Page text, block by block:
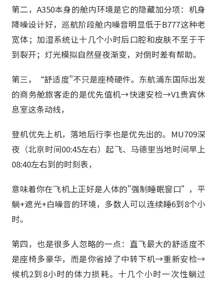
第二，A350本身的舱内环境是它的隐藏加分项：机身
降噪设计好，巡航阶段舱内噪音明显低于B777这种老
宽体；加湿系统让十几个小时后口腔和皮肤不至于干
到裂开；灯光模拟自然昼夜渐变，对倒时差有帮助。
第三，“舒适度"不只是座椅硬件。东航浦东国际出发
的商务舱旅客走的是优先值机→快速安检→V1贵宾休
息室这条动线，
登机优先上机，落地后行李也是优先出的。MU709深
夜（北京时间00:45左右）起飞、马德里当地时间早上
08:40左右到的时刻表，
意味着你在飞机上正好是人体的"强制睡眠窗口”，平
躺+遮光+白噪音的环境，多数人可以连续睡6到8个小
时。
第四，也是很多人忽略的一点：直飞最大的舒适度不
是座椅多豪华，而是你省掉了中转下机→重新安检→
候机2到8小时的体力损耗。十几个小时一次性躺过